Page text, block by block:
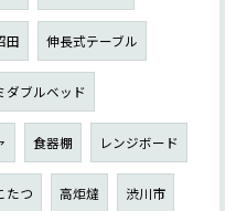
田 伸長式テーブル
ダブルベッド
食器棚 レンジボード
たつ 高炬燵 渋川市